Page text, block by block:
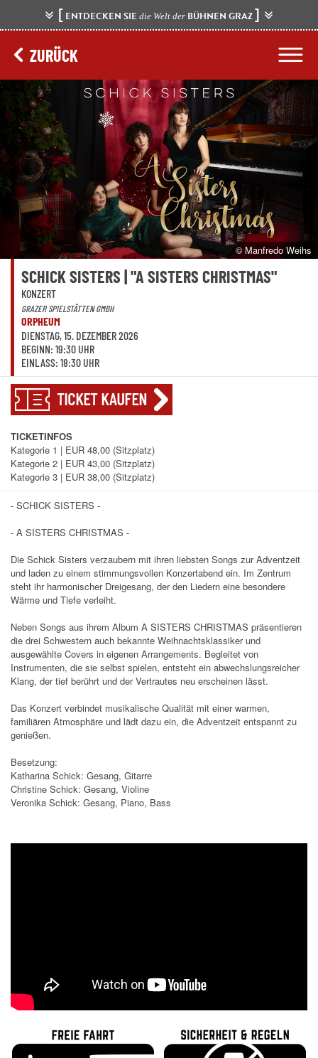
[ ENTDECKEN SIE die Welt der BÜHNEN GRAZ]
ZURÜCK
© Manfredo Weihs
SCHICK SISTERS | "A SISTERS CHRISTMAS"
KONZERT
GRAZER SPIELSTÄTTEN GMBH
ORPHEUM
DIENSTAG, 15. DEZEMBER 2026
BEGINN: 19:30 UHR
EINLASS: 18:30 UHR
TICKET KAUFEN
TICKETINFOS
Kategorie 1 | EUR 48,00 (Sitzplatz)
Kategorie 2 | EUR 43,00 (Sitzplatz)
Kategorie 3 | EUR 38,00 (Sitzplatz)
- SCHICK SISTERS -
- A SISTERS CHRISTMAS -
Die Schick Sisters verzaubern mit ihren liebsten Songs zur Adventzeit
und laden zu einem stimmungsvollen Konzertabend ein. Im Zentrum
steht ihr harmonischer Dreigesang, der den Liedern eine besondere
Wärme und Tiefe verleiht.
Neben Songs aus ihrem Album A SISTERS CHRISTMAS präsentieren
die drei Schwestern auch bekannte Weihnachtsklassiker und
ausgewählte Covers in eigenen Arrangements. Begleitet von
Instrumenten, die sie selbst spielen, entsteht ein abwechslungsreicher
Klang, der tief berührt und der Vertrautes neu erscheinen lässt.
Das Konzert verbindet musikalische Qualität mit einer warmen,
familiären Atmosphäre und lädt dazu ein, die Adventzeit entspannt zu
genießen.
Besetzung:
Katharina Schick: Gesang, Gitarre
Christine Schick: Gesang, Violine
Veronika Schick: Gesang, Piano, Bass